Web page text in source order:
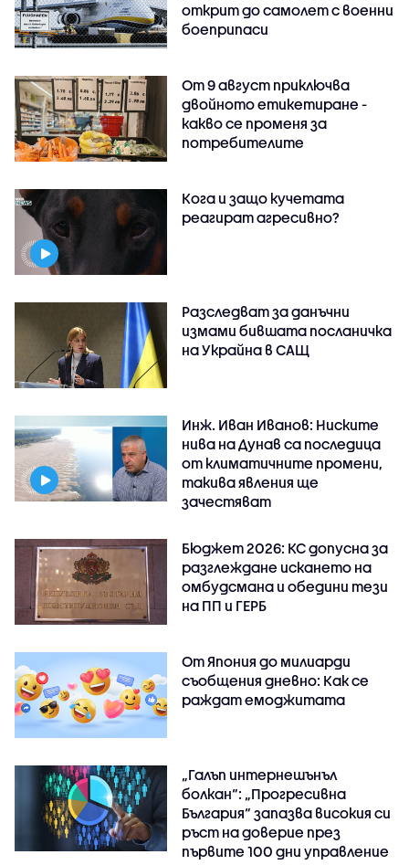
открит до самолет с военни
боеприпаси
От 9 август приключва
двойното етикетиране -
какво се променя за
потребителите
Кога и защо кучетата
реагират агресивно?
Разследват за данъчни
измами бившата посланичка
на Украйна в САЩ
Инж. Иван Иванов: Ниските
нива на Дунав са последица
от климатичните промени,
такива явления ще
зачестяват
Бюджет 2026: КС допусна за
разглеждане искането на
омбудсмана и обедини тези
на ПП и ГЕРБ
От Япония до милиарди
съобщения дневно: Как се
раждат емоджитата
„Галъп интернешънъл
болкан“: „Прогресивна
България“ запазва високия си
ръст на доверие през
първите 100 дни управление